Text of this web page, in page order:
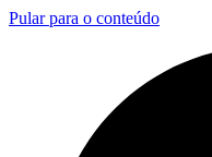
Pular para o conteúdo